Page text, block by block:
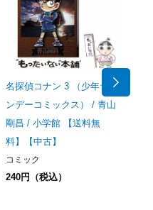
名探偵コナン 3 （少年サ
ンデーコミックス） / 青山
剛昌 / 小学館 【送料無
料】【中古】
コミック
240円（税込）